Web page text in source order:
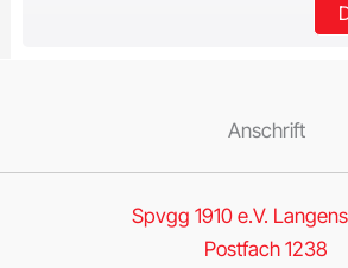
Anschrift
Spvgg 1910 e.V.
Postfach 1238